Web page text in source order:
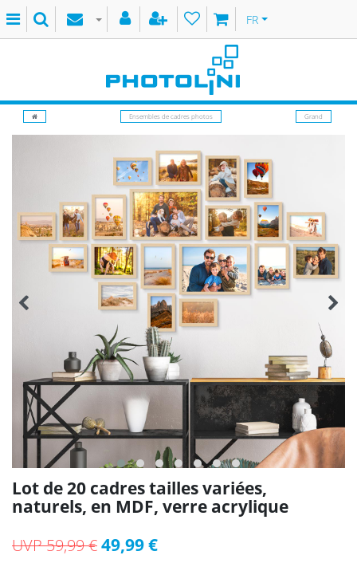
FR
Ensembles de cadres photos Grand
Lot de 20 cadres tailles variées,
naturels, en MDF, verre acrylique
UVP 59,99 €49,99 €